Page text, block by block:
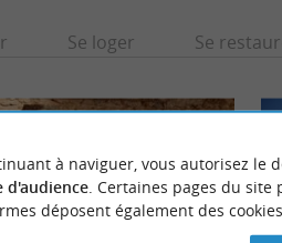
Se loger Se
à naviguer, vous autorisez le
d'audience. Certaines pages du site
déposent également des cookies.